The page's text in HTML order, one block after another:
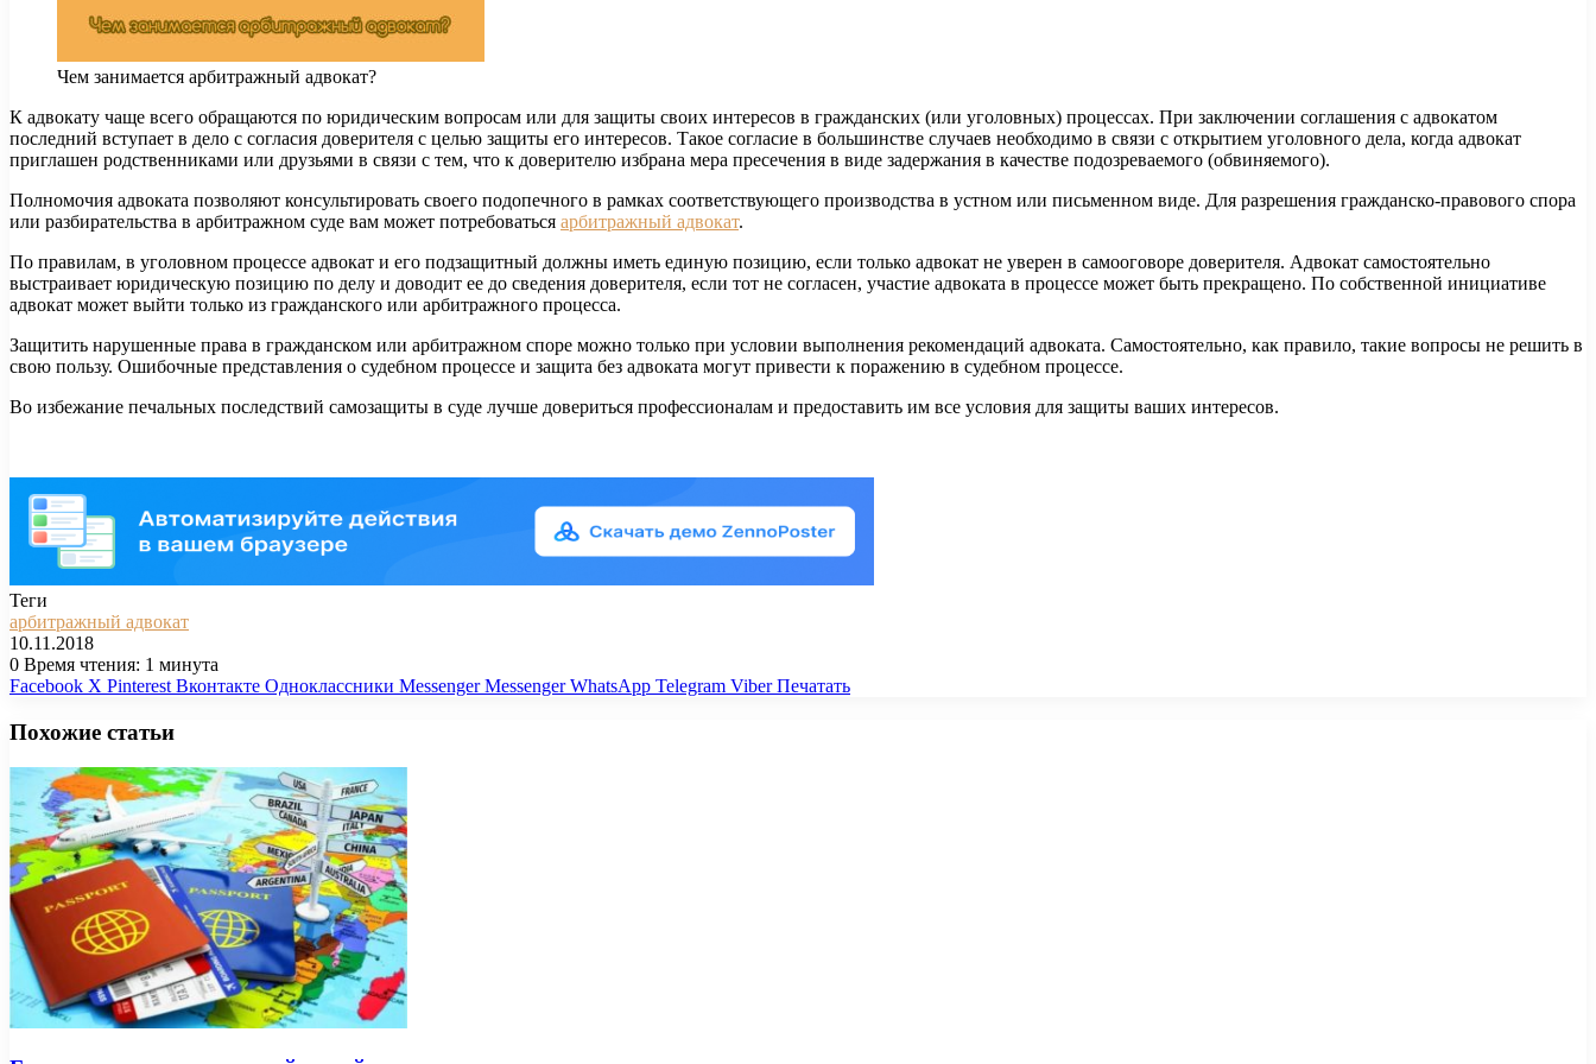
Чем занимается арбитражный адвокат?
К адвокату чаще всего обращаются по юридическим вопросам или для защиты своих интересов в гражданских (или уголовных) процессах. При заключении соглашения с адвокатом
последний вступает в дело с согласия доверителя с целью защиты его интересов. Такое согласие в большинстве случаев необходимо в связи с открытием уголовного дела, когда адвокат
приглашен родственниками или друзьями в связи с тем, что к доверителю избрана мера пресечения в виде задержания в качестве подозреваемого (обвиняемого).
Полномочия адвоката позволяют консультировать своего подопечного в рамках соответствующего производства в устном или письменном виде. Для разрешения гражданско-правового спора
или разбирательства в арбитражном суде вам может потребоваться арбитражный адвокат.
По правилам, в уголовном процессе адвокат и его подзащитный должны иметь единую позицию, если только адвокат не уверен в самооговоре доверителя. Адвокат самостоятельно
выстраивает юридическую позицию по делу и доводит ее до сведения доверителя, если тот не согласен, участие адвоката в процессе может быть прекращено. По собственной инициативе
адвокат может выйти только из гражданского или арбитражного процесса.
Защитить нарушенные права в гражданском или арбитражном споре можно только при условии выполнения рекомендаций адвоката. Самостоятельно, как правило, такие вопросы не решить в
свою пользу. Ошибочные представления о судебном процессе и защита без адвоката могут привести к поражению в судебном процессе.
Во избежание печальных последствий самозащиты в суде лучше довериться профессионалам и предоставить им все условия для защиты ваших интересов.
Теги
арбитражный адвокат
10.11.2018
0 Время чтения: 1 минута
Facebook X Pinterest Вконтакте Одноклассники Messenger Messenger WhatsApp Telegram Viber Печатать
Похожие статьи